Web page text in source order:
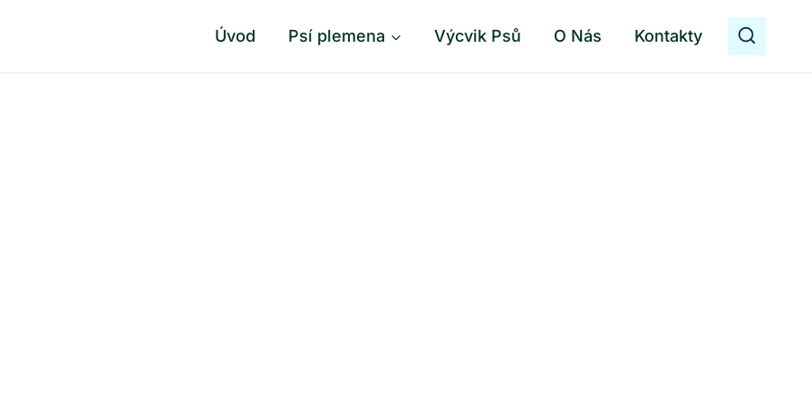
Úvod Psí plemena Výcvik Psů O Nás Kontakty